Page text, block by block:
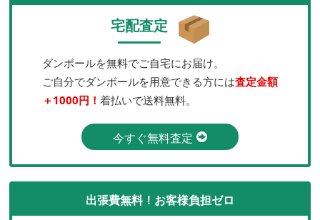
宅配査定
ダンボールを無料でご自宅にお届け。
ご自分でダンボールを用意できる方には査定金額
＋1000円！ 着払いで送料無料。
今すぐ無料査定
出張費無料！お客様負担ゼロ